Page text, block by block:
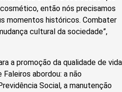
então nós precisamos
momentos históricos. Combater
cultural da sociedade”,
a promoção da qualidade de vida
abordou: a não
Social, a manutenção